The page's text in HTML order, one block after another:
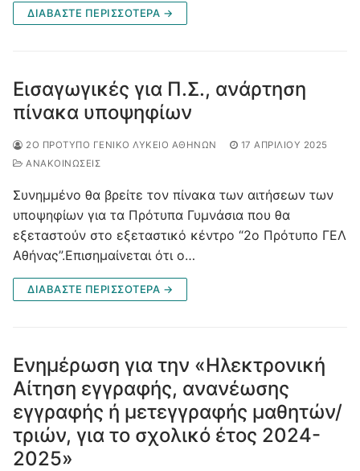
ΔΙΑΒΆΣΤΕ ΠΕΡΙΣΣΌΤΕΡΑ →
Εισαγωγικές για Π.Σ., ανάρτηση
πίνακα υποψηφίων
2Ο ΠΡΌΤΥΠΟ ΓΕΝΙΚΌ ΛΎΚΕΙΟ ΑΘΗΝΏΝ
17 ΑΠΡΙΛΊΟΥ 2025
ΑΝΑΚΟΙΝΩΣΕΙΣ
Συνημμένο θα βρείτε τον πίνακα των αιτήσεων των
υποψηφίων για τα Πρότυπα Γυμνάσια που θα
εξεταστούν στο εξεταστικό κέντρο “2ο Πρότυπο ΓΕΛ
Αθήνας”.Επισημαίνεται ότι ο…
ΔΙΑΒΆΣΤΕ ΠΕΡΙΣΣΌΤΕΡΑ →
Ενημέρωση για την «Ηλεκτρονική
Αίτηση εγγραφής, ανανέωσης
εγγραφής ή μετεγγραφής μαθητών/
τριών, για το σχολικό έτος 2024-
2025»